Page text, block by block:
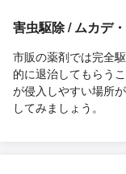
害虫駆除 / ムカデ
市販の薬剤では完全
的に退治してもらう
が侵入しやすい場所
してみましょう。